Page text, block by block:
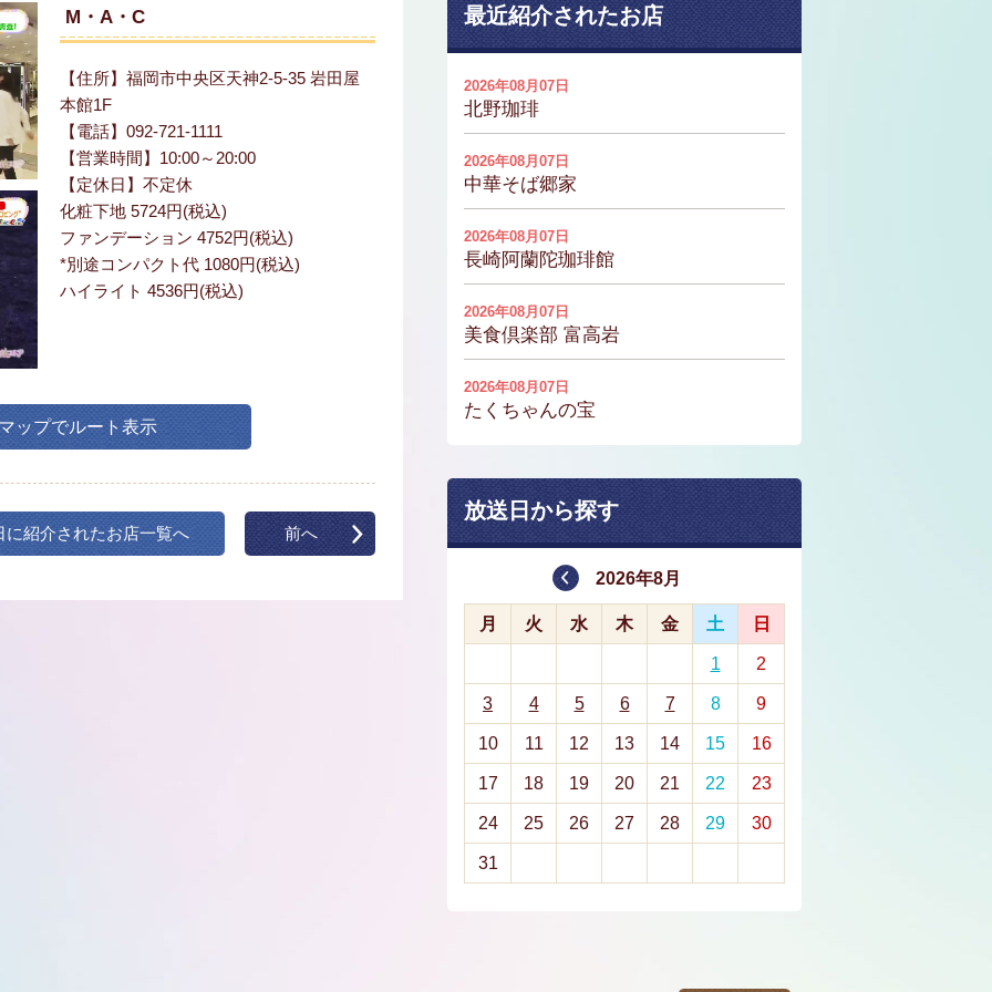
M・A・C
【住所】福岡市中央区天神2-5-35 岩田屋
本館1F
【電話】092-721-1111
【営業時間】10:00～20:00
【定休日】不定休
化粧下地 5724円(税込)
ファンデーション 4752円(税込)
*別途コンパクト代 1080円(税込)
ハイライト 4536円(税込)
ップでルート表示
に紹介されたお店一覧へ 前へ
最近紹介されたお店
2026年08月07日
北野珈琲
2026年08月07日
中華そば郷家
2026年08月07日
長崎阿蘭陀珈琲館
2026年08月07日
美食倶楽部 富高岩
2026年08月07日
たくちゃんの宝
放送日から探す
2026年8月
月 火 水 木 金 土 日
1 2
3 4 5 6 7 8 9
10 11 12 13 14 15 16
17 18 19 20 21 22 23
24 25 26 27 28 29 30
31